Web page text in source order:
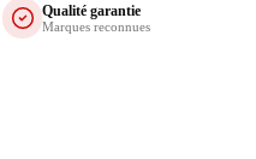
Qualité garantie
Marques reconnues